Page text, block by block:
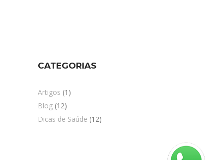
CATEGORIAS
Artigos (1)
Blog(12)
Dicas de Saúde (12)